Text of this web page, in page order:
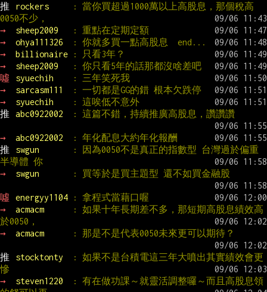
推
rockers
: 當你買超過1000萬以上高股息，那個稅高
0050不少，
→
sheep2009
: 重點在定期定額
→
ohya111326
: 你就多買一點高股息  end...
→
billionaire
: 只看3年？
→
sheep2009
: 你只看5年的話那都沒啥差吧
噓
syuechih
: 三年笑死我
→
sarcasm111
: 一切都是GG的錯 根本欠跌停
→
syuechih
: 這唉低不意外
推
abc0922002 : 這篇不錯，持續推廣高股息，讚讚讚
→ abc0922002
: 年化配息大約年化報酬
推
swgun
: 因為0050不是真正的指數型 台灣過於偏重
半導體 你
→
swgun : 買等於是買主題型 還不如買金融股
噓 energyy1104
: 拿程式當藉口喔
→
acmacm
: 如果十年長期差不多，那短期高股息績效高
於0050，
→
acmacm : 那是不是代表0050未來更可以期待？
推 stocktonty
: 如果不是台積電這三年大噴出其實績效會更
慘
→
steven1220
: 有在做功課～就靈活調整囉～而且高股息領